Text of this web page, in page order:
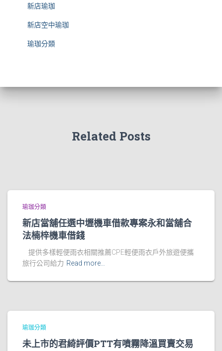
新店瑜珈
新店空中瑜珈
瑜珈分類
Related Posts
瑜珈分類
新店當舖任選中壢機車借款專案永和當舖合
法楠梓機車借錢
提供多樣輕便雨衣相關推薦CPE輕便雨衣戶外旅遊便攜
旅行公司給力 Read more…
瑜珈分類
未上市的君綺評價PTT有噴霧降溫買賣交易